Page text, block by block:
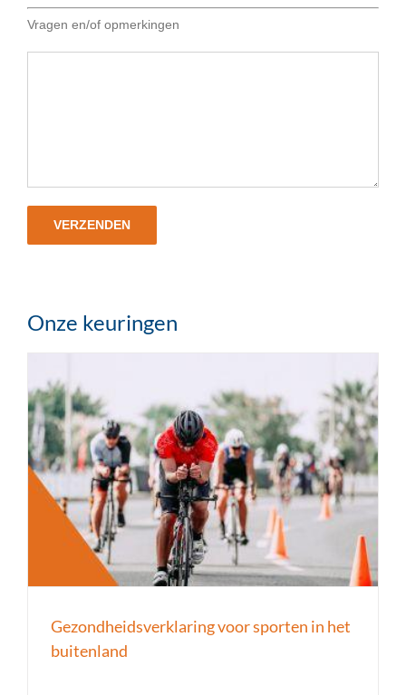
Vragen en/of opmerkingen
Onze keuringen
Gezondheidsverklaring voor sporten in het
buitenland